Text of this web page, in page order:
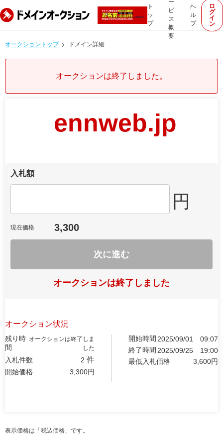
ト
ッ
プ
ー
ビ
ス
概
要
ヘ
ル
プ
ロ
グ
イ
ン
オークショントップ ドメイン詳細
オークションは終了しました。
ennweb.jp
入札額
円
現在価格 3,300
次に進む
オークションは終了しました
オークション状況
残り時
間
オークションは終了しま
した
入札件数 2 件
開始価格 3,300円
開始時間 2025/09/01
09:07
終了時間 2025/09/25
19:00
最低入札価格
3,600円
表示価格は「税込価格」です。